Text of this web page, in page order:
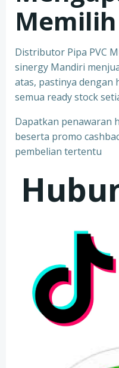
Distributor Pipa PVC
sinergy Mandiri
atas, pastinya dengan
semua ready stock
Dapatkan penawaran
beserta promo
pembelian tertentu